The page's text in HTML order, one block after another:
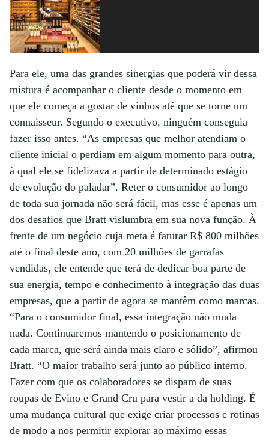
Para ele, uma das grandes sinergias que poderá vir dessa
mistura é acompanhar o cliente desde o momento em
que ele começa a gostar de vinhos até que se torne um
connaisseur. Segundo o executivo, ninguém conseguia
fazer isso antes. “As empresas que melhor atendiam o
cliente inicial o perdiam em algum momento para outra,
à qual ele se fidelizava a partir de determinado estágio
de evolução do paladar”. Reter o consumidor ao longo
de toda sua jornada não será fácil, mas esse é apenas um
dos desafios que Bratt vislumbra em sua nova função. À
frente de um negócio cuja meta é faturar R$ 800 milhões
até o final deste ano, com 20 milhões de garrafas
vendidas, ele entende que terá de dedicar boa parte de
sua energia, tempo e conhecimento à integração das duas
empresas, que a partir de agora se mantêm como marcas.
“Para o consumidor final, essa integração não muda
nada. Continuaremos mantendo o posicionamento de
cada marca, que será ainda mais claro e sólido”, afirmou
Bratt. “O maior trabalho será junto ao público interno.
Fazer com que os colaboradores se dispam de suas
roupas de Evino e Grand Cru para vestir a da holding. É
uma mudança cultural que exige criar processos e rotinas
de modo a nos permitir explorar ao máximo essas